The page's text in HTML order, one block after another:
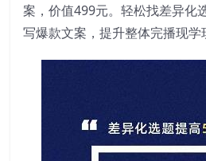
案，价值499元。轻松找差异化
写爆款文案，提升整体完播现学